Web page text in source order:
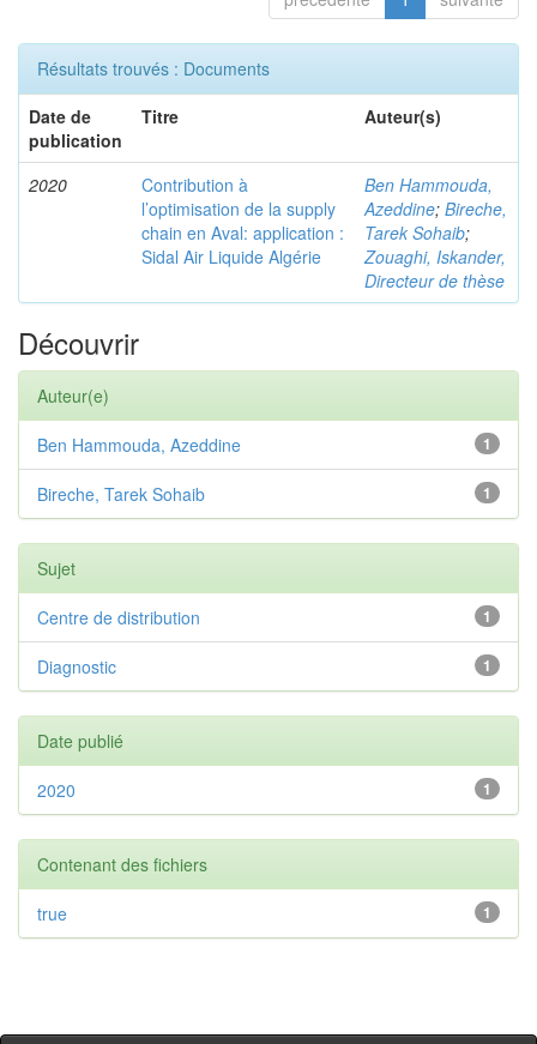
Résultats trouvés : Documents
Date de
publication
Titre Auteur(s)
2020
Contribution à
l’optimisation de la supply
chain en Aval: application :
Sidal Air Liquide Algérie
Ben Hammouda,
Azeddine; Bireche,
Tarek Sohaib;
Zouaghi, Iskander,
Directeur de thèse
Découvrir
Auteur(e)
1
Ben Hammouda, Azeddine
1
Bireche, Tarek Sohaib
Sujet
1
Centre de distribution
1
Diagnostic
Date publié
1
2020
Contenant des fichiers
1
true